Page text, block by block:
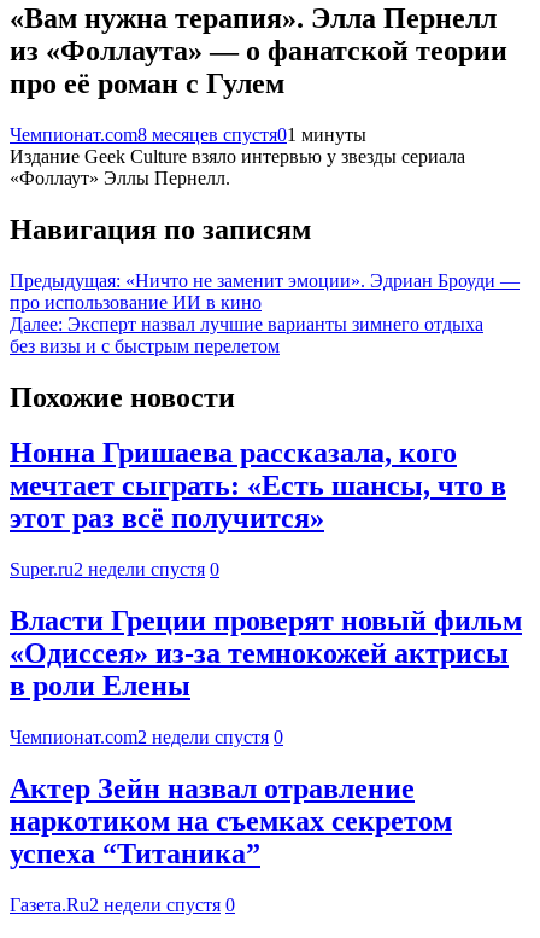
«Вам нужна терапия». Элла Пернелл
из «Фоллаута» — о фанатской теории
про её роман с Гулем
Чемпионат.com8 месяцев спустя01 минуты
Издание Geek Culture взяло интервью у звезды сериала
«Фоллаут» Эллы Пернелл.
Навигация по записям
Предыдущая: «Ничто не заменит эмоции». Эдриан Броуди —
про использование ИИ в кино
Далее: Эксперт назвал лучшие варианты зимнего отдыха
без визы и с быстрым перелетом
Похожие новости
Нонна Гришаева рассказала, кого
мечтает сыграть: «Есть шансы, что в
этот раз всё получится»
Super.ru2 недели спустя 0
Власти Греции проверят новый фильм
«Одиссея» из-за темнокожей актрисы
в роли Елены
Чемпионат.com2 недели спустя 0
Актер Зейн назвал отравление
наркотиком на съемках секретом
успеха “Титаника”
Газета.Ru2 недели спустя 0